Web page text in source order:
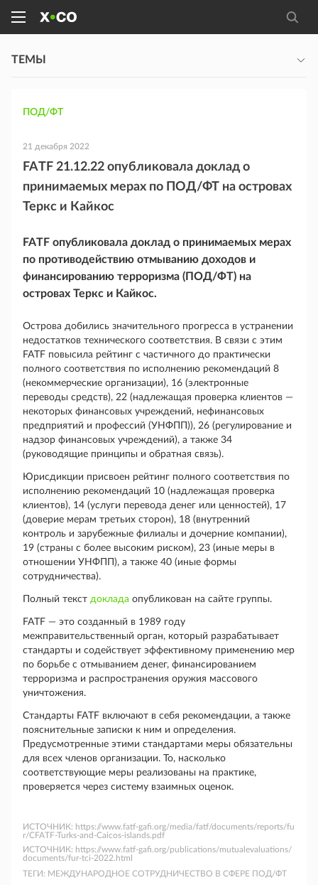
ТЕМЫ
ПОД/ФТ
21 декабря 2022
FATF 21.12.22 опубликовала доклад о
принимаемых мерах по ПОД/ФТ на островах
Теркс и Кайкос
FATF опубликовала доклад о принимаемых мерах
по противодействию отмыванию доходов и
финансированию терроризма (ПОД/ФТ) на
островах Теркс и Кайкос.
Острова добились значительного прогресса в устранении
недостатков технического соответствия. В связи с этим
FATF повысила рейтинг с частичного до практически
полного соответствия по исполнению рекомендаций 8
(некоммерческие организации), 16 (электронные
переводы средств), 22 (надлежащая проверка клиентов —
некоторых финансовых учреждений, нефинансовых
предприятий и профессий (УНФПП)), 26 (регулирование и
надзор финансовых учреждений), а также 34
(руководящие принципы и обратная связь).
Юрисдикции присвоен рейтинг полного соответствия по
исполнению рекомендаций 10 (надлежащая проверка
клиентов), 14 (услуги перевода денег или ценностей), 17
(доверие мерам третьих сторон), 18 (внутренний
контроль и зарубежные филиалы и дочерние компании),
19 (страны с более высоким риском), 23 (иные меры в
отношении УНФПП), а также 40 (иные формы
сотрудничества).
Полный текст доклада опубликован на сайте группы.
FATF — это созданный в 1989 году
межправительственный орган, который разрабатывает
стандарты и содействует эффективному применению мер
по борьбе с отмыванием денег, финансированием
терроризма и распространения оружия массового
уничтожения.
Стандарты FATF включают в себя рекомендации, а также
пояснительные записки к ним и определения.
Предусмотренные этими стандартами меры обязательны
для всех членов организации. То, насколько
соответствующие меры реализованы на практике,
проверяется через систему взаимных оценок.
ИСТОЧНИК: https://www.fatf-gafi.org/media/fatf/documents/reports/fu
r/CFATF-Turks-and-Caicos-islands.pdf
ИСТОЧНИК: https://www.fatf-gafi.org/publications/mutualevaluations/
documents/fur-tci-2022.html
ТЕГИ: МЕЖДУНАРОДНОЕ СОТРУДНИЧЕСТВО В СФЕРЕ ПОД/ФТ